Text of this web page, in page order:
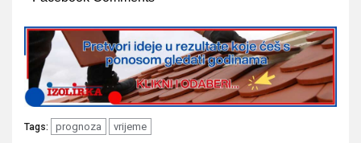
Tags: prognoza vrijeme